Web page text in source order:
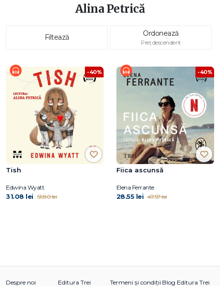
Alina Petrică
Filtează Ordonează
Preț descendent
-40%
Tish
Edwina Wyatt
31.08 lei 51.80 lei
-40%
Fiica ascunsă
Elena Ferrante
28.55 lei 47.57 lei
Despre noi Editura Trei Termeni și condiții Blog Editura Trei